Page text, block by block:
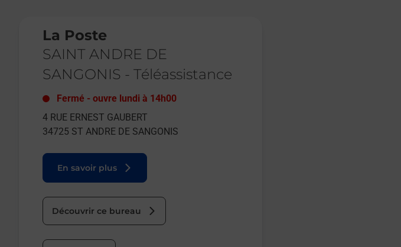
La Poste
SAINT ANDRE DE
SANGONIS - Téléassistance
Fermé - ouvre lundi à 14h00
4 RUE ERNEST GAUBERT
34725 ST ANDRE DE SANGONIS
En savoir plus
Découvrir ce bureau